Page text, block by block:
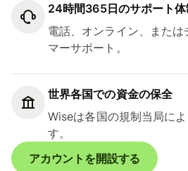
24時間365日のサポート体
電話、オンライン、または
マーサポート。
世界各国での資金の保全
Wiseは各国の規制当局に
す。
アカウントを開設する